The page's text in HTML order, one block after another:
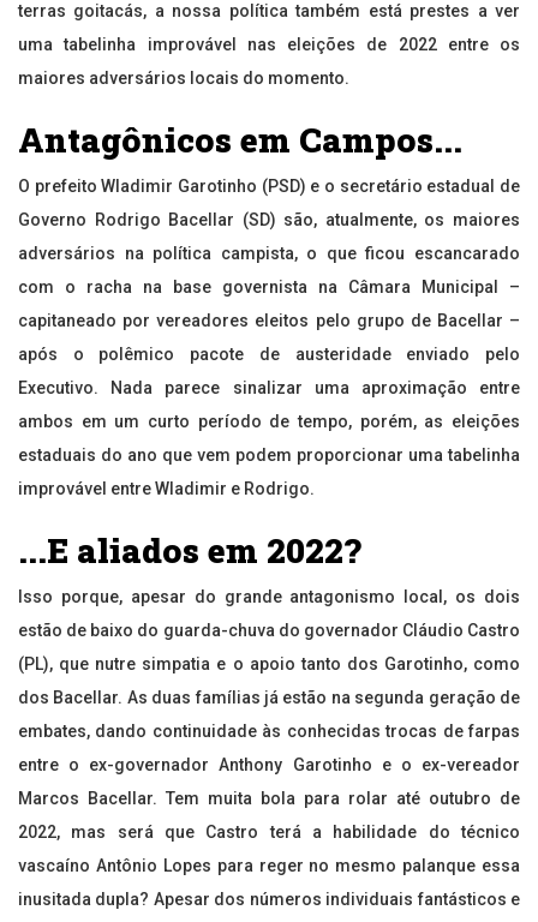
terras goitacás, a nossa política também está prestes a ver
uma tabelinha improvável nas eleições de 2022 entre os
maiores adversários locais do momento.
Antagônicos em Campos...
O prefeito Wladimir Garotinho (PSD) e o secretário estadual de
Governo Rodrigo Bacellar (SD) são, atualmente, os maiores
adversários na política campista, o que ficou escancarado
com o racha na base governista na Câmara Municipal –
capitaneado por vereadores eleitos pelo grupo de Bacellar –
após o polêmico pacote de austeridade enviado pelo
Executivo. Nada parece sinalizar uma aproximação entre
ambos em um curto período de tempo, porém, as eleições
estaduais do ano que vem podem proporcionar uma tabelinha
improvável entre Wladimir e Rodrigo.
...E aliados em 2022?
Isso porque, apesar do grande antagonismo local, os dois
estão de baixo do guarda-chuva do governador Cláudio Castro
(PL), que nutre simpatia e o apoio tanto dos Garotinho, como
dos Bacellar. As duas famílias já estão na segunda geração de
embates, dando continuidade às conhecidas trocas de farpas
entre o ex-governador Anthony Garotinho e o ex-vereador
Marcos Bacellar. Tem muita bola para rolar até outubro de
2022, mas será que Castro terá a habilidade do técnico
vascaíno Antônio Lopes para reger no mesmo palanque essa
inusitada dupla? Apesar dos números individuais fantásticos e